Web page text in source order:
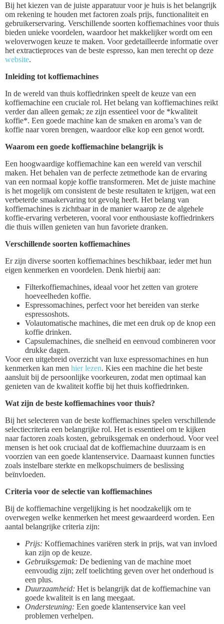
Bij het kiezen van de juiste apparatuur voor je huis is het belangrijk
om rekening te houden met factoren zoals prijs, functionaliteit en
gebruikerservaring. Verschillende soorten koffiemachines voor thuis
bieden unieke voordelen, waardoor het makkelijker wordt om een
weloverwogen keuze te maken. Voor gedetailleerde informatie over
het extractieproces van de beste espresso, kan men terecht op deze
website.
Inleiding tot koffiemachines
In de wereld van thuis koffiedrinken speelt de keuze van een
koffiemachine een cruciale rol. Het belang van koffiemachines reikt
verder dan alleen gemak; ze zijn essentieel voor de *kwaliteit
koffie*. Een goede machine kan de smaken en aroma’s van de
koffie naar voren brengen, waardoor elke kop een genot wordt.
Waarom een goede koffiemachine belangrijk is
Een hoogwaardige koffiemachine kan een wereld van verschil
maken. Het behalen van de perfecte zetmethode kan de ervaring
van een normaal kopje koffie transformeren. Met de juiste machine
is het mogelijk om consistent de beste resultaten te krijgen, wat een
verbeterde smaakervaring tot gevolg heeft. Het belang van
koffiemachines is zichtbaar in de manier waarop ze de algehele
koffie-ervaring verbeteren, vooral voor enthousiaste koffiedrinkers
die thuis willen genieten van hun favoriete dranken.
Verschillende soorten koffiemachines
Er zijn diverse soorten koffiemachines beschikbaar, ieder met hun
eigen kenmerken en voordelen. Denk hierbij aan:
Filterkoffiemachines, ideaal voor het zetten van grotere
hoeveelheden koffie.
Espressomachines, perfect voor het bereiden van sterke
espressoshots.
Volautomatische machines, die met een druk op de knop een
koffie drinken.
Capsulemachines, die snelheid en eenvoud combineren voor
drukke dagen.
Voor een uitgebreid overzicht van luxe espressomachines en hun
kenmerken kan men hier lezen. Kies een machine die het beste
aansluit bij de persoonlijke voorkeuren, zodat men optimaal kan
genieten van de kwaliteit koffie bij het thuis koffiedrinken.
Wat zijn de beste koffiemachines voor thuis?
Bij het selecteren van de beste koffiemachines spelen verschillende
selectiecriteria een belangrijke rol. Het is essentieel om te kijken
naar factoren zoals kosten, gebruiksgemak en onderhoud. Voor veel
mensen is het ook cruciaal dat de koffiemachine duurzaam is en
voorzien van een goede klantenservice. Daarnaast kunnen functies
zoals instelbare sterkte en melkopschuimers de beslissing
beïnvloeden.
Criteria voor de selectie van koffiemachines
Bij de koffiemachine vergelijking is het noodzakelijk om te
overwegen welke kenmerken het meest gewaardeerd worden. Een
aantal belangrijke criteria zijn:
Prijs: Koffiemachines variëren sterk in prijs, wat van invloed
kan zijn op de keuze.
Gebruiksgemak: De bediening van de machine moet
eenvoudig zijn; zelf toelichting geven over het onderhoud is
een plus.
Duurzaamheid: Het is belangrijk dat de koffiemachine van
goede kwaliteit is en lang meegaat.
Ondersteuning: Een goede klantenservice kan veel
problemen verhelpen.